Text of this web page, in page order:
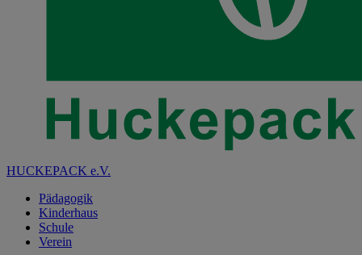
HUCKEPACK e.V.
Pädagogik
Kinderhaus
Schule
Verein